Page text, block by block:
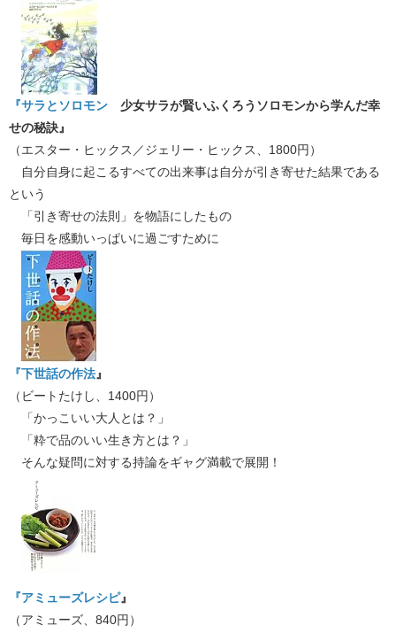
『サラとソロモン 少女サラが賢いふくろうソロモンから学んだ幸
せの秘訣』
（エスター・ヒックス／ジェリー・ヒックス、1800円）
自分自身に起こるすべての出来事は自分が引き寄せた結果である
という
「引き寄せの法則」を物語にしたもの
毎日を感動いっぱいに過ごすために
『下世話の作法』
（ビートたけし、1400円）
「かっこいい大人とは？」
「粋で品のいい生き方とは？」
そんな疑問に対する持論をギャグ満載で展開！
『アミューズレシピ』
（アミューズ、840円）